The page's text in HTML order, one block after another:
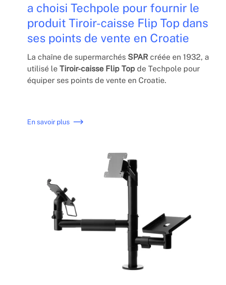
a choisi Techpole pour fournir le
produit Tiroir-caisse Flip Top dans
ses points de vente en Croatie
La chaîne de supermarchés SPAR créée en 1932, a
utilisé le Tiroir-caisse Flip Top de Techpole pour
équiper ses points de vente en Croatie.
En savoir plus